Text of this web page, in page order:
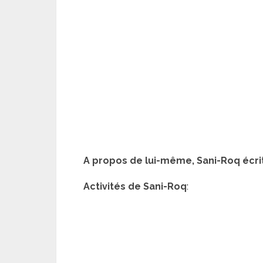
A propos de lui-même, Sani-Roq
Activités de Sani-Roq: